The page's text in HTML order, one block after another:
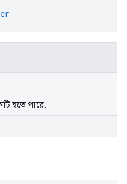
হতে পারে: